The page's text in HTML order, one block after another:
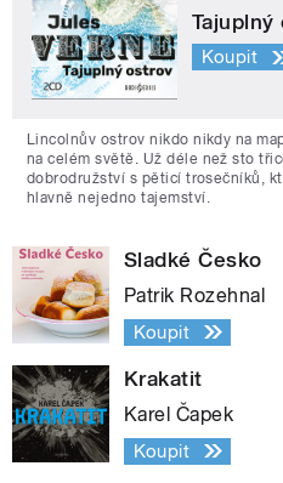
Tajuplný
Koupit
Lincolnův ostrov nikdo nikdy na
na celém světě. Už déle než sto
dobrodružství s pěticí trosečníků,
hlavně nejedno tajemství.
Sladké Česko
Patrik Rozehnal
Koupit
Krakatit
Karel Čapek
Koupit